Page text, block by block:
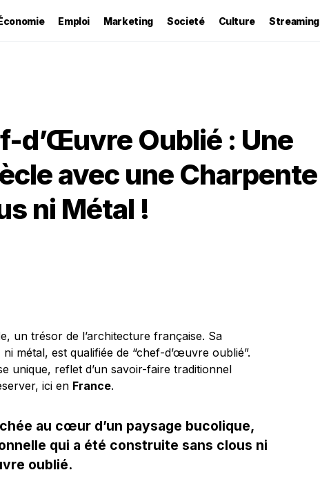
Emploi Marketing Societé Culture Streaming
d’Œuvre Oublié : Une
avec une Charpente
ni Métal !
un trésor de l’architecture française. Sa
métal, est qualifiée de “chef-d’œuvre oublié”.
unique, reflet d’un savoir-faire traditionnel
ici en France.
au cœur d’un paysage bucolique,
qui a été construite sans clous ni
oublié.